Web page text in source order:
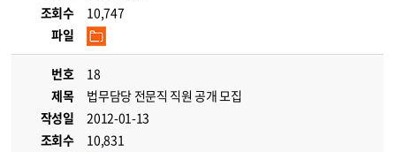
조회수
10,747
파일
번호
18
제목
법무담당 전문직 직원 공개 모집
작성일
2012-01-13
조회수
10,831